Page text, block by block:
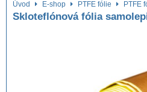
Úvod E-shop PTFE fólie PTFE
Skloteflónová fólia